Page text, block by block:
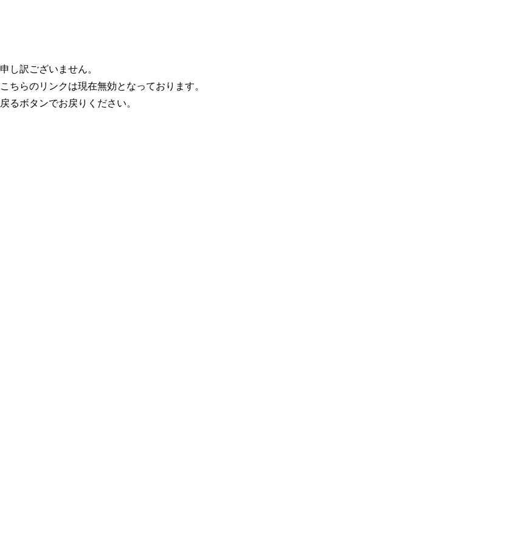
申し訳ございません。
こちらのリンクは現在無効となっております。
戻るボタンでお戻りください。